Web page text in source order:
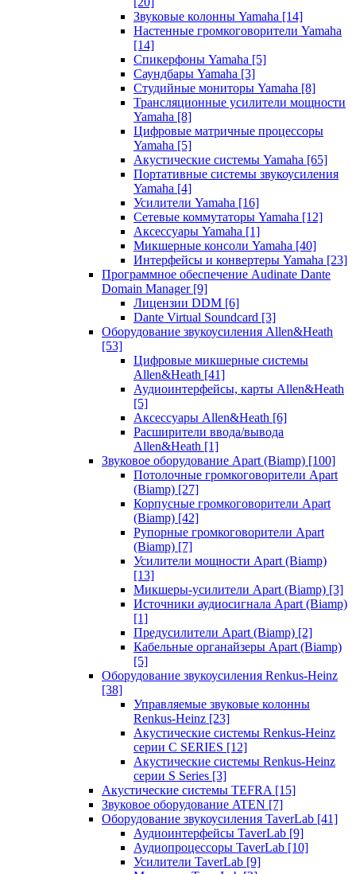
Звуковые колонны Yamaha [14]
Настенные громкоговорители Yamaha
[14]
Спикерфоны Yamaha [5]
Саундбары Yamaha [3]
Студийные мониторы Yamaha [8]
Трансляционные усилители мощности
Yamaha [8]
Цифровые матричные процессоры
Yamaha [5]
Акустические системы Yamaha [65]
Портативные системы звукоусиления
Yamaha [4]
Усилители Yamaha [16]
Сетевые коммутаторы Yamaha [12]
Аксессуары Yamaha [1]
Микшерные консоли Yamaha [40]
Интерфейсы и конвертеры Yamaha [23]
Программное обеспечение Audinate Dante
Domain Manager [9]
Лицензии DDM [6]
Dante Virtual Soundcard [3]
Оборудование звукоусиления Allen&Heath
[53]
Цифровые микшерные системы
Allen&Heath [41]
Аудиоинтерфейсы, карты Allen&Heath
[5]
Аксессуары Allen&Heath [6]
Расширители ввода/вывода
Allen&Heath [1]
Звуковое оборудование Apart (Biamp) [100]
Потолочные громкоговорители Apart
(Biamp) [27]
Корпусные громкоговорители Apart
(Biamp) [42]
Рупорные громкоговорители Apart
(Biamp) [7]
Усилители мощности Apart (Biamp)
[13]
Микшеры-усилители Apart (Biamp) [3]
Источники аудиосигнала Apart (Biamp)
[1]
Предусилители Apart (Biamp) [2]
Кабельные органайзеры Apart (Biamp)
[5]
Оборудование звукоусиления Renkus-Heinz
[38]
Управляемые звуковые колонны
Renkus-Heinz [23]
Акустические системы Renkus-Heinz
серии C SERIES [12]
Акустические системы Renkus-Heinz
серии S Series [3]
Акустические системы TEFRA [15]
Звуковое оборудование ATEN [7]
Оборудование звукоусиления TaverLab [41]
Аудиоинтерфейсы TaverLab [9]
Аудиопроцессоры TaverLab [10]
Усилители TaverLab [9]